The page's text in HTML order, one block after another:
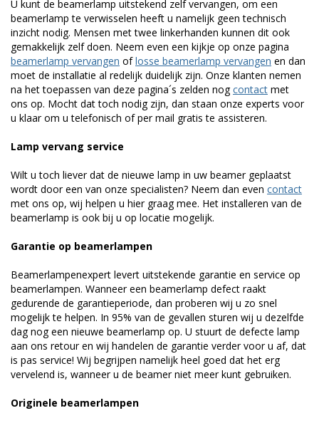
U kunt de beamerlamp uitstekend zelf vervangen, om een
beamerlamp te verwisselen heeft u namelijk geen technisch
inzicht nodig. Mensen met twee linkerhanden kunnen dit ook
gemakkelijk zelf doen. Neem even een kijkje op onze pagina
beamerlamp vervangen oflosse beamerlamp vervangen en dan
moet de installatie al redelijk duidelijk zijn. Onze klanten nemen
na het toepassen van deze pagina´s zelden nogcontact met
ons op. Mocht dat toch nodig zijn, dan staan onze experts voor
u klaar om u telefonisch of per mail gratis te assisteren.
Lamp vervang service
Wilt u toch liever dat de nieuwe lamp in uw beamer geplaatst
wordt door een van onze specialisten? Neem dan even contact
met ons op, wij helpen u hier graag mee. Het installeren van de
beamerlamp is ook bij u op locatie mogelijk.
Garantie op beamerlampen
Beamerlampenexpert levert uitstekende garantie en service op
beamerlampen. Wanneer een beamerlamp defect raakt
gedurende de garantieperiode, dan proberen wij u zo snel
mogelijk te helpen. In 95% van de gevallen sturen wij u dezelfde
dag nog een nieuwe beamerlamp op. U stuurt de defecte lamp
aan ons retour en wij handelen de garantie verder voor u af, dat
is pas service! Wij begrijpen namelijk heel goed dat het erg
vervelend is, wanneer u de beamer niet meer kunt gebruiken.
Originele beamerlampen